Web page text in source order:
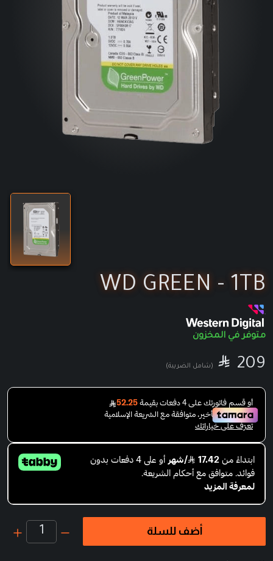
WD GREEN - 1TB
متوفر في المخزون
(شامل الضريبة)  SAR
209
أضف للسلة 1